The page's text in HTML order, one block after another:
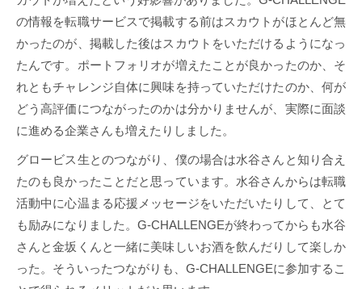
の情報を転職サービスで掲載する前はスカウトがほとんど無
かったのが、掲載した後はスカウトをいただけるようになっ
たんです。ポートフォリオが増えたことが良かったのか、そ
れともチャレンジ自体に興味を持っていただけたのか、何が
どう高評価につながったのかは分かりませんが、実際に面談
に進める企業さんも増えたりしました。
グロービス生とのつながり、僕の場合は水谷さんと知り合え
たのも良かったことだと思っています。水谷さんからは転職
活動中に心温まる応援メッセージをいただいたりして、とて
も励みになりました。G-CHALLENGEが終わってからも水谷
さんと金坂くんと一緒に美味しいお酒を飲んだりして楽しか
った。そういったつながりも、G-CHALLENGEに参加するこ